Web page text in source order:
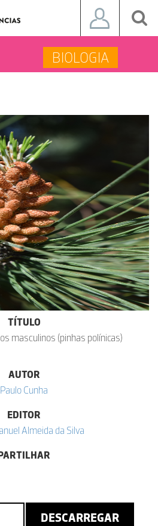
BIOLOGIA
TÍTULO
masculinos (pinhas polínicas)
AUTOR
Paulo Cunha
EDITOR
Almeida da Silva
DESCARREGAR